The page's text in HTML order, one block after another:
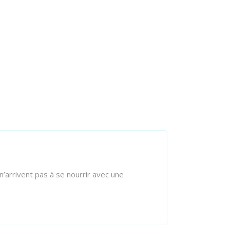
pas à se nourrir avec une